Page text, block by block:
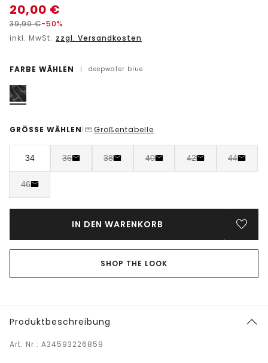
20,00 €
39,99€-50%
inkl. MwSt. zzgl. Versandkosten
FARBE WÄHLEN | deepwater blue
GRÖSSE WÄHLEN | Größentabelle
34 36 38 40 42 44
46
IN DEN WARENKORB
SHOP THE LOOK
Produktbeschreibung
Art. Nr.: A34593226859